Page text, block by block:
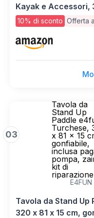
Kayak e Accessori,
Extra Largo per 2
Canoa Gonfiabile 2
per Mare e Surf
10% di sconto Offerta
03
Tavola da
Stand Up
Paddle
Turchese,
x 81 x 15
gonfiabile,
inclusa
pompa,
kit di
riparazione
E4FUN
Tavola da Stand
320 x 81 x 15 cm,